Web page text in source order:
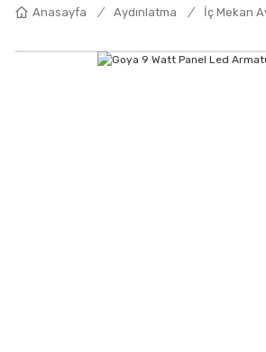
Anasayfa Aydınlatma İç Mekan